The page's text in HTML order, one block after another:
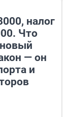
налог
Что
— он
и